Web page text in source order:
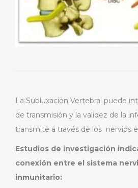
La Subluxación Vertebral puede
de transmisión y la validez de la
transmite a través de los nervios
Estudios de investigación
conexión entre el sistema
inmunitario: